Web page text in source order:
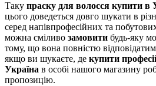
Таку праску для волосся купити в
цього доведеться довго шукати в
серед напівпрофесійних та
можна сміливо замовити будь-яку
тому, що вона повністю
якщо ви шукаєте, де купити
Україна в особі нашого магазину
пропозицію.